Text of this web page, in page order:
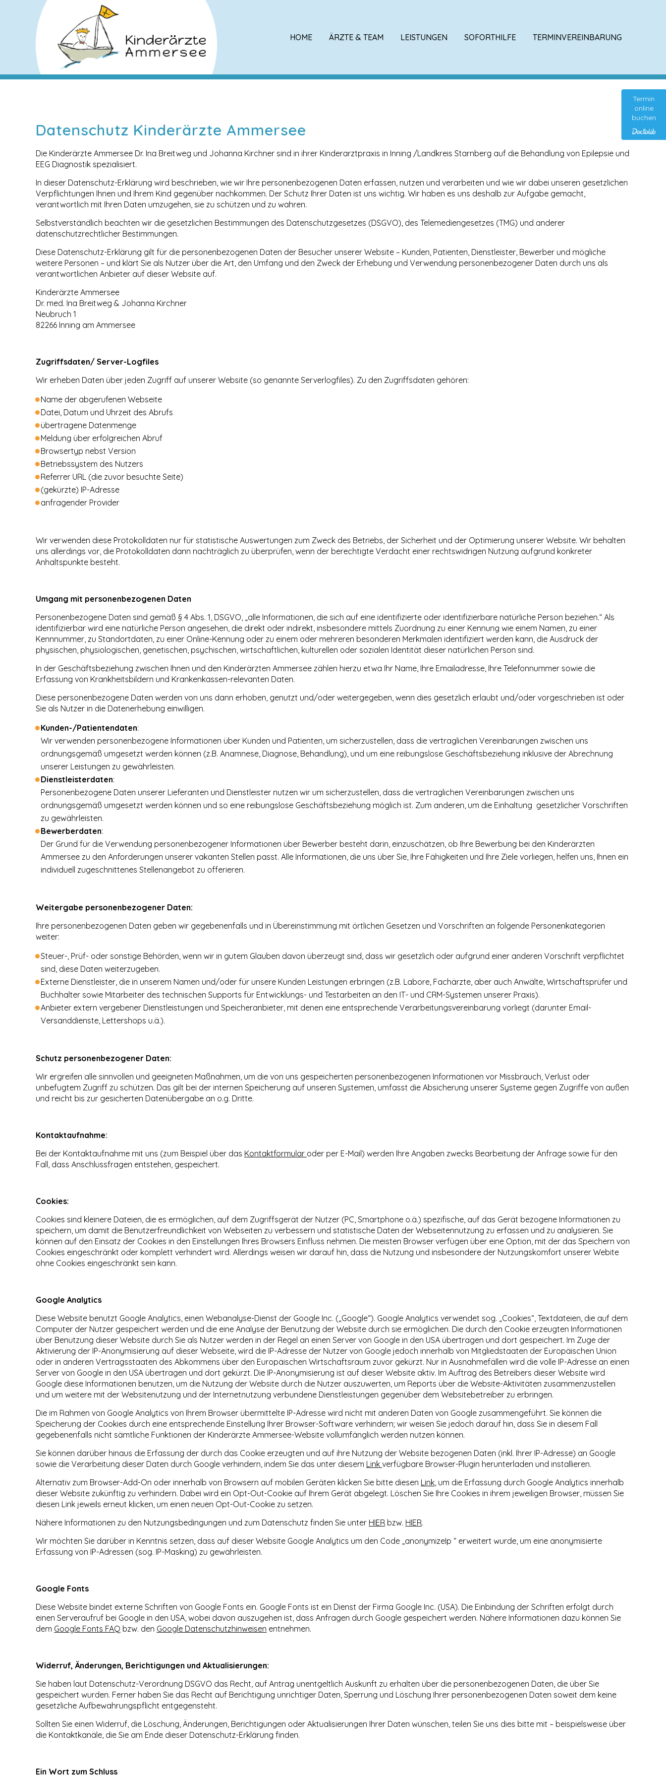
Termin
online
buchen
HOME ÄRZTE & TEAM LEISTUNGEN SOFORTHILFE TERMINVEREINBARUNG
Datenschutz Kinderärzte Ammersee
Die Kinderärzte Ammersee Dr. Ina Breitweg und Johanna Kirchner sind in ihrer Kinderarztpraxis in Inning /Landkreis Starnberg auf die Behandlung von Epilepsie und
EEG Diagnostik spezialisiert.
In dieser Datenschutz-Erklärung wird beschrieben, wie wir Ihre personenbezogenen Daten erfassen, nutzen und verarbeiten und wie wir dabei unseren gesetzlichen
Verpflichtungen Ihnen und Ihrem Kind gegenüber nachkommen. Der Schutz Ihrer Daten ist uns wichtig. Wir haben es uns deshalb zur Aufgabe gemacht,
verantwortlich mit Ihren Daten umzugehen, sie zu schützen und zu wahren.
Selbstverständlich beachten wir die gesetzlichen Bestimmungen des Datenschutzgesetzes (DSGVO), des Telemediengesetzes (TMG) und anderer
datenschutzrechtlicher Bestimmungen.
Diese Datenschutz-Erklärung gilt für die personenbezogenen Daten der Besucher unserer Website – Kunden, Patienten, Dienstleister, Bewerber und mögliche
weitere Personen – und klärt Sie als Nutzer über die Art, den Umfang und den Zweck der Erhebung und Verwendung personenbezogener Daten durch uns als
verantwortlichen Anbieter auf dieser Website auf.
Kinderärzte Ammersee
Dr. med. Ina Breitweg & Johanna Kirchner
Neubruch 1
82266 Inning am Ammersee
Zugriffsdaten/ Server-Logfiles
Wir erheben Daten über jeden Zugriff auf unserer Website (so genannte Serverlogfiles). Zu den Zugriffsdaten gehören:
Name der abgerufenen Webseite
Datei, Datum und Uhrzeit des Abrufs
übertragene Datenmenge
Meldung über erfolgreichen Abruf
Browsertyp nebst Version
Betriebssystem des Nutzers
Referrer URL (die zuvor besuchte Seite)
(gekürzte) IP-Adresse
anfragender Provider
Wir verwenden diese Protokolldaten nur für statistische Auswertungen zum Zweck des Betriebs, der Sicherheit und der Optimierung unserer Website. Wir behalten
uns allerdings vor, die Protokolldaten dann nachträglich zu überprüfen, wenn der berechtigte Verdacht einer rechtswidrigen Nutzung aufgrund konkreter
Anhaltspunkte besteht.
Umgang mit personenbezogenen Daten
Personenbezogene Daten sind gemäß § 4 Abs. 1, DSGVO, „alle Informationen, die sich auf eine identifizierte oder identifizierbare natürliche Person beziehen.“ Als
identifizierbar wird eine natürliche Person angesehen, die direkt oder indirekt, insbesondere mittels Zuordnung zu einer Kennung wie einem Namen, zu einer
Kennnummer, zu Standortdaten, zu einer Online-Kennung oder zu einem oder mehreren besonderen Merkmalen identifiziert werden kann, die Ausdruck der
physischen, physiologischen, genetischen, psychischen, wirtschaftlichen, kulturellen oder sozialen Identität dieser natürlichen Person sind.
In der Geschäftsbeziehung zwischen Ihnen und den Kinderärzten Ammersee zählen hierzu etwa Ihr Name, Ihre Emailadresse, Ihre Telefonnummer sowie die
Erfassung von Krankheitsbildern und Krankenkassen-relevanten Daten.
Diese personenbezogene Daten werden von uns dann erhoben, genutzt und/oder weitergegeben, wenn dies gesetzlich erlaubt und/oder vorgeschrieben ist oder
Sie als Nutzer in die Datenerhebung einwilligen.
Kunden-/Patientendaten:
Wir verwenden personenbezogene Informationen über Kunden und Patienten, um sicherzustellen, dass die vertraglichen Vereinbarungen zwischen uns
ordnungsgemäß umgesetzt werden können (z.B. Anamnese, Diagnose, Behandlung), und um eine reibungslose Geschäftsbeziehung inklusive der Abrechnung
unserer Leistungen zu gewährleisten.
Dienstleisterdaten:
Personenbezogene Daten unserer Lieferanten und Dienstleister nutzen wir um sicherzustellen, dass die vertraglichen Vereinbarungen zwischen uns
ordnungsgemäß umgesetzt werden können und so eine reibungslose Geschäftsbeziehung möglich ist. Zum anderen, um die Einhaltung gesetzlicher Vorschriften
zu gewährleisten.
Bewerberdaten:
Der Grund für die Verwendung personenbezogener Informationen über Bewerber besteht darin, einzuschätzen, ob Ihre Bewerbung bei den Kinderärzten
Ammersee zu den Anforderungen unserer vakanten Stellen passt. Alle Informationen, die uns über Sie, Ihre Fähigkeiten und Ihre Ziele vorliegen, helfen uns, Ihnen ein
individuell zugeschnittenes Stellenangebot zu offerieren.
Weitergabe personenbezogener Daten:
Ihre personenbezogenen Daten geben wir gegebenenfalls und in Übereinstimmung mit örtlichen Gesetzen und Vorschriften an folgende Personenkategorien
weiter:
Steuer-, Prüf- oder sonstige Behörden, wenn wir in gutem Glauben davon überzeugt sind, dass wir gesetzlich oder aufgrund einer anderen Vorschrift verpflichtet
sind, diese Daten weiterzugeben.
Externe Dienstleister, die in unserem Namen und/oder für unsere Kunden Leistungen erbringen (z.B. Labore, Fachärzte, aber auch Anwälte, Wirtschaftsprüfer und
Buchhalter sowie Mitarbeiter des technischen Supports für Entwicklungs- und Testarbeiten an den IT- und CRM-Systemen unserer Praxis).
Anbieter extern vergebener Dienstleistungen und Speicheranbieter, mit denen eine entsprechende Verarbeitungsvereinbarung vorliegt (darunter Email-
Versanddienste, Lettershops u.ä.).
Schutz personenbezogener Daten:
Wir ergreifen alle sinnvollen und geeigneten Maßnahmen, um die von uns gespeicherten personenbezogenen Informationen vor Missbrauch, Verlust oder
unbefugtem Zugriff zu schützen. Das gilt bei der internen Speicherung auf unseren Systemen, umfasst die Absicherung unserer Systeme gegen Zugriffe von außen
und reicht bis zur gesicherten Datenübergabe an o.g. Dritte.
Kontaktaufnahme:
Bei der Kontaktaufnahme mit uns (zum Beispiel über das Kontaktformular oder per E-Mail) werden Ihre Angaben zwecks Bearbeitung der Anfrage sowie für den
Fall, dass Anschlussfragen entstehen, gespeichert.
Cookies:
Cookies sind kleinere Dateien, die es ermöglichen, auf dem Zugriffsgerät der Nutzer (PC, Smartphone o.ä.) spezifische, auf das Gerät bezogene Informationen zu
speichern, um damit die Benutzerfreundlichkeit von Webseiten zu verbessern und statistische Daten der Webseitennutzung zu erfassen und zu analysieren. Sie
können auf den Einsatz der Cookies in den Einstellungen Ihres Browsers Einfluss nehmen. Die meisten Browser verfügen über eine Option, mit der das Speichern von
Cookies eingeschränkt oder komplett verhindert wird. Allerdings weisen wir darauf hin, dass die Nutzung und insbesondere der Nutzungskomfort unserer Webite
ohne Cookies eingeschränkt sein kann.
Google Analytics
Diese Website benutzt Google Analytics, einen Webanalyse-Dienst der Google Inc. („Google“). Google Analytics verwendet sog. „Cookies“, Textdateien, die auf dem
Computer der Nutzer gespeichert werden und die eine Analyse der Benutzung der Website durch sie ermöglichen. Die durch den Cookie erzeugten Informationen
über Benutzung dieser Website durch Sie als Nutzer werden in der Regel an einen Server von Google in den USA übertragen und dort gespeichert. Im Zuge der
Aktivierung der IP-Anonymisierung auf dieser Webseite, wird die IP-Adresse der Nutzer von Google jedoch innerhalb von Mitgliedstaaten der Europäischen Union
oder in anderen Vertragsstaaten des Abkommens über den Europäischen Wirtschaftsraum zuvor gekürzt. Nur in Ausnahmefällen wird die volle IP-Adresse an einen
Server von Google in den USA übertragen und dort gekürzt. Die IP-Anonymisierung ist auf dieser Website aktiv. Im Auftrag des Betreibers dieser Website wird
Google diese Informationen benutzen, um die Nutzung der Website durch die Nutzer auszuwerten, um Reports über die Website-Aktivitäten zusammenzustellen
und um weitere mit der Websitenutzung und der Internetnutzung verbundene Dienstleistungen gegenüber dem Websitebetreiber zu erbringen.
Die im Rahmen von Google Analytics von Ihrem Browser übermittelte IP-Adresse wird nicht mit anderen Daten von Google zusammengeführt. Sie können die
Speicherung der Cookies durch eine entsprechende Einstellung Ihrer Browser-Software verhindern; wir weisen Sie jedoch darauf hin, dass Sie in diesem Fall
gegebenenfalls nicht sämtliche Funktionen der Kinderärzte Ammersee-Website vollumfänglich werden nutzen können.
Sie können darüber hinaus die Erfassung der durch das Cookie erzeugten und auf ihre Nutzung der Website bezogenen Daten (inkl. Ihrer IP-Adresse) an Google
sowie die Verarbeitung dieser Daten durch Google verhindern, indem Sie das unter diesem Link verfügbare Browser-Plugin herunterladen und installieren.
Alternativ zum Browser-Add-On oder innerhalb von Browsern auf mobilen Geräten klicken Sie bitte diesen Link, um die Erfassung durch Google Analytics innerhalb
dieser Website zukünftig zu verhindern. Dabei wird ein Opt-Out-Cookie auf Ihrem Gerät abgelegt. Löschen Sie Ihre Cookies in ihrem jeweiligen Browser, müssen Sie
diesen Link jeweils erneut klicken, um einen neuen Opt-Out-Cookie zu setzen.
Nähere Informationen zu den Nutzungsbedingungen und zum Datenschutz finden Sie unter HIER bzw. HIER.
Wir möchten Sie darüber in Kenntnis setzen, dass auf dieser Website Google Analytics um den Code „anonymizeIp “ erweitert wurde, um eine anonymisierte
Erfassung von IP-Adressen (sog. IP-Masking) zu gewährleisten.
Google Fonts
Diese Website bindet externe Schriften von Google Fonts ein. Google Fonts ist ein Dienst der Firma Google Inc. (USA). Die Einbindung der Schriften erfolgt durch
einen Serveraufruf bei Google in den USA, wobei davon auszugehen ist, dass Anfragen durch Google gespeichert werden. Nähere Informationen dazu können Sie
dem Google Fonts FAQ bzw. den Google Datenschutzhinweisen entnehmen.
Widerruf, Änderungen, Berichtigungen und Aktualisierungen:
Sie haben laut Datenschutz-Verordnung DSGVO das Recht, auf Antrag unentgeltlich Auskunft zu erhalten über die personenbezogenen Daten, die über Sie
gespeichert wurden. Ferner haben Sie das Recht auf Berichtigung unrichtiger Daten, Sperrung und Löschung Ihrer personenbezogenen Daten soweit dem keine
gesetzliche Aufbewahrungspflicht entgegensteht.
Sollten Sie einen Widerruf, die Löschung, Änderungen, Berichtigungen oder Aktualisierungen Ihrer Daten wünschen, teilen Sie uns dies bitte mit – beispielsweise über
die Kontaktkanäle, die Sie am Ende dieser Datenschutz-Erklärung finden.
Ein Wort zum Schluss